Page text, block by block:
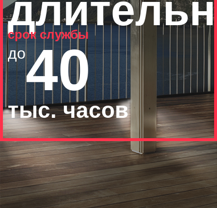
срок службы
до40
тыс. часов